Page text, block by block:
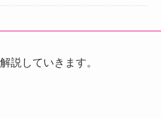
説していきます。